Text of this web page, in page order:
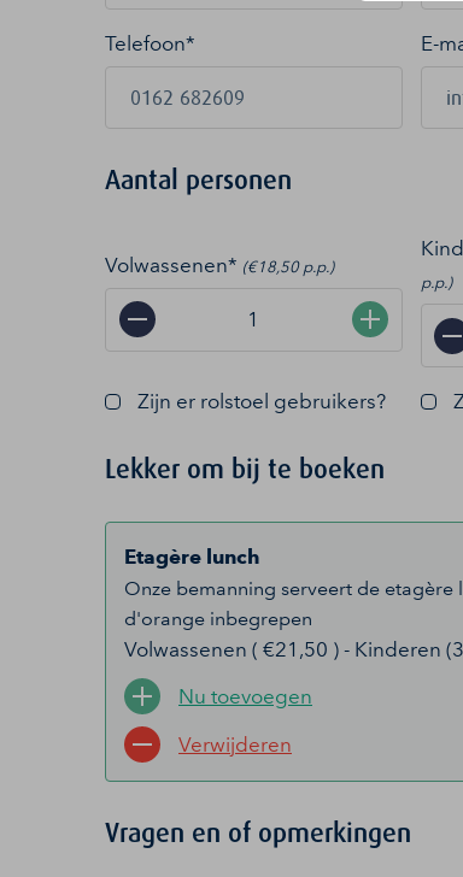
Telefoon* E-
Aantal personen
Volwassenen* (€18,50 p.p.)
− +
p.p.)
−
Zijn er rolstoel gebruikers?
Lekker om bij te boeken
Etagère lunch
Onze bemanning serveert de etagère
d'orange inbegrepen
Volwassenen ( €21,50 ) - Kinderen
Nu toevoegen
Verwijderen
Vragen en of opmerkingen